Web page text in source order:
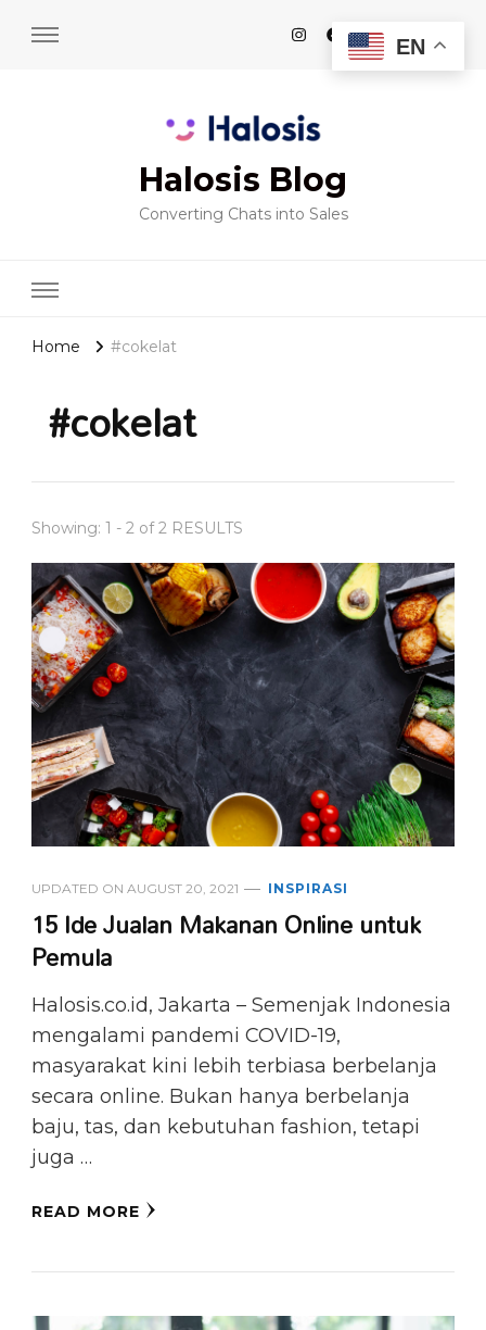
Halosis Blog
Converting Chats into Sales
Home #cokelat
#cokelat
Showing: 1 - 2 of 2 RESULTS
UPDATED ON AUGUST 20, 2021 INSPIRASI
15 Ide Jualan Makanan Online untuk
Pemula
Halosis.co.id, Jakarta – Semenjak Indonesia
mengalami pandemi COVID-19,
masyarakat kini lebih terbiasa berbelanja
secara online. Bukan hanya berbelanja
baju, tas, dan kebutuhan fashion, tetapi
juga …
READ MORE
EN